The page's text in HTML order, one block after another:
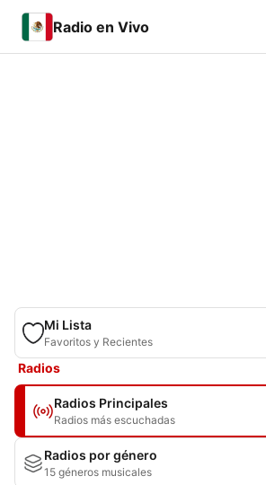
Radio en Vivo
Mi Lista
Favoritos y Recientes
Radios
Radios Principales
Radios más escuchadas
Radios por género
15 géneros musicales